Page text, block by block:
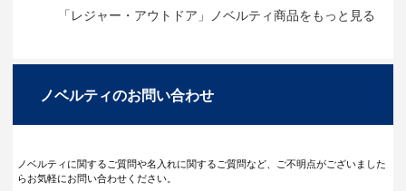
「レジャー・アウトドア」ノベルティ商品をもっと見る
ノベルティのお問い合わせ
ノベルティに関するご質問や名入れに関するご質問など、ご不明点がございました
らお気軽にお問い合わせください。